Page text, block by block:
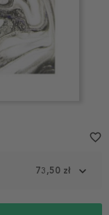
73,50 zł
favorite_border